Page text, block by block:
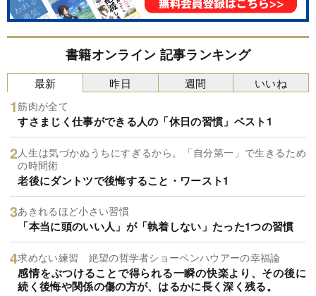
書籍オンライン 記事ランキング
最新
筋肉が全て
すさまじく仕事ができる人の「休日の習慣」ベスト1
人生は気づかぬうちにすぎるから。「自分第一」で生きるため
の時間術
老後にダントツで後悔すること・ワースト1
あきれるほど小さい習慣
「本当に頭のいい人」が「執着しない」たった1つの習慣
求めない練習 絶望の哲学者ショーペンハウアーの幸福論
感情をぶつけることで得られる一瞬の快楽より、その後に
続く後悔や関係の傷の方が、はるかに長く深く残る。
昨日 週間 いいね